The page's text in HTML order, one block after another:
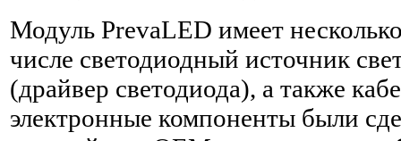
Модуль PrevaLED имеет
числе светодиодный источник
(драйвер светодиода), а также
электронные компоненты были